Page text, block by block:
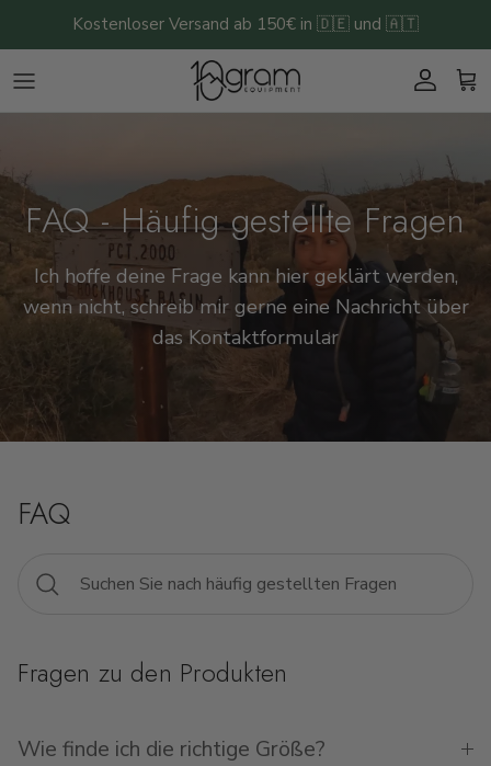
Direkt zum Inhalt
Kostenloser Versand ab 150€ in 🇩🇪 und 🇦🇹
Konto
FAQ - Häufig gestellte Fragen
Ich hoffe deine Frage kann hier geklärt werden,
wenn nicht, schreib mir gerne eine Nachricht über
das Kontaktformular
FAQ
Fragen zu den Produkten
Wie finde ich die richtige Größe?